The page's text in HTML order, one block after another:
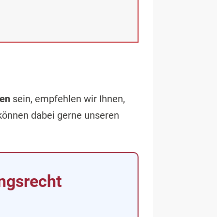
sein, empfehlen wir Ihnen,
dabei gerne unseren